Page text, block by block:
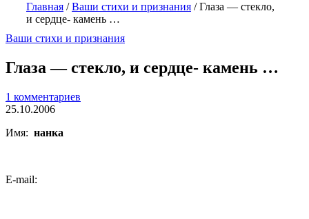
Главная /Ваши стихи и признания /Глаза — стекло,
и сердце- камень …
Ваши стихи и признания
Глаза — стекло, и сердце- камень …
1 комментариев
25.10.2006
Имя: нанка
E-mail: